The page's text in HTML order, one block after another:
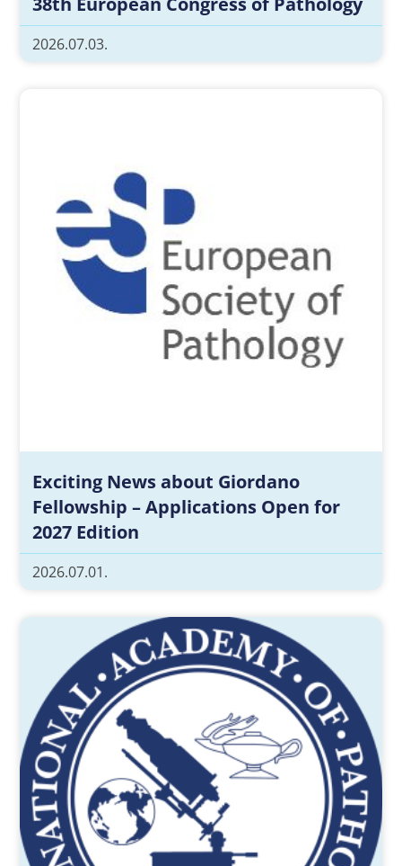
2026.07.03.
Exciting News about Giordano
Fellowship – Applications Open for
2027 Edition
2026.07.01.